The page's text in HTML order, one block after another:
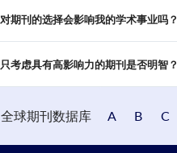
对期刊的选择会影响我的学术事业吗？
只考虑具有高影响力的期刊是否明智？
全球期刊数据库 A B C